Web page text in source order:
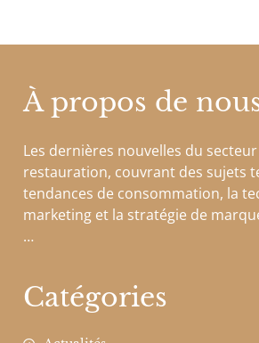
À propos de
Les dernières nouvelles du
restauration, couvrant des sujets
tendances de consommation, la
marketing et la stratégie de
…
Catégories